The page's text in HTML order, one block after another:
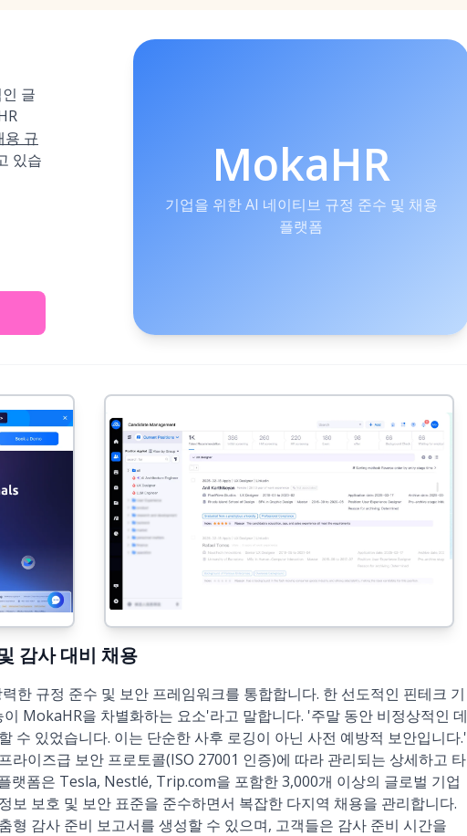
글
용 규
있습
MokaHR
기업을 위한 AI 네이티브 규정 준수 및 채용
플랫폼
감사 대비 채용
한 규정 준수 및 보안 프레임워크를 통합합니다. 한 선도적인 핀테크 기
MokaHR을 차별화하는 요소'라고 말합니다. '주말 동안 비정상적인 데
수 있었습니다. 이는 단순한 사후 로깅이 아닌 사전 예방적 보안입니다.'
라이즈급 보안 프로토콜(ISO 27001 인증)에 따라 관리되는 상세하고 타
랫폼은 Tesla, Nestlé, Trip.com을 포함한 3,000개 이상의 글로벌 기업
보 보호 및 보안 표준을 준수하면서 복잡한 다지역 채용을 관리합니다.
형 감사 준비 보고서를 생성할 수 있으며, 고객들은 감사 준비 시간을